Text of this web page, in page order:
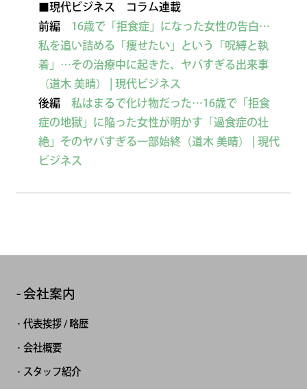
■現代ビジネス コラム連載
前編 16歳で「拒食症」になった女性の告白…
私を追い詰める「痩せたい」という「呪縛と執
着」…その治療中に起きた、ヤバすぎる出来事
（道木 美晴） | 現代ビジネス
後編 私はまるで化け物だった…16歳で「拒食
症の地獄」に陥った女性が明かす「過食症の壮
絶」そのヤバすぎる一部始終（道木 美晴） | 現代
ビジネス
会社案内
代表挨拶 / 略歴
会社概要
スタッフ紹介